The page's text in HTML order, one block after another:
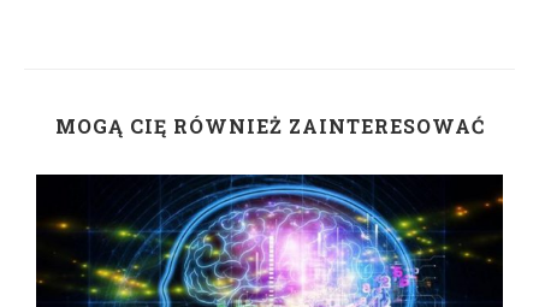
MOGĄ CIĘ RÓWNIEŻ ZAINTERESOWAĆ